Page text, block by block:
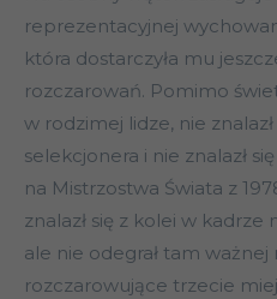
reprezentacyjnej
która dostarczyła mu
rozczarowań. Pomimo
w rodzimej lidze, nie
selekcjonera i nie znalazł
na Mistrzostwa Świata z
znalazł się z kolei w kadrze
ale nie odegrał tam ważnej
rozczarowujące trzecie